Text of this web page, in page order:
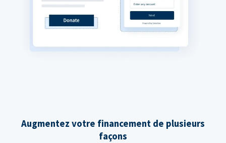
Augmentez votre financement de plusieurs
façons